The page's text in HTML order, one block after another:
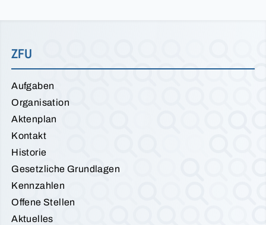
ZFU
Aufgaben
Organisation
Aktenplan
Kontakt
Historie
Gesetzliche Grundlagen
Kennzahlen
Offene Stellen
Aktuelles